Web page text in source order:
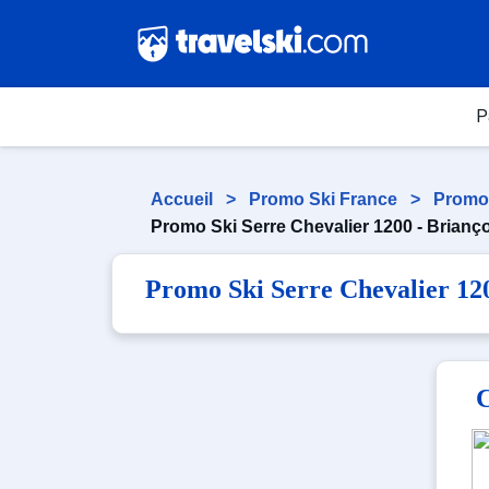
Accueil > Promo Ski France >
Promo Ski Serre Chevalier 1200 -
Promo Ski Serre Chevalier